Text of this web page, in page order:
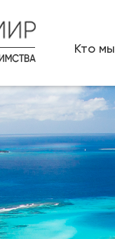
Кто мы